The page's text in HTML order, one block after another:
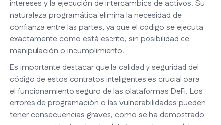
intereses y la ejecución de intercambios de activos. Su
naturaleza programática elimina la necesidad de
confianza entre las partes, ya que el código se ejecuta
exactamente como está escrito, sin posibilidad de
manipulación o incumplimiento.
Es importante destacar que la calidad y seguridad del
código de estos contratos inteligentes es crucial para
el funcionamiento seguro de las plataformas DeFi. Los
errores de programación o las vulnerabilidades pueden
tener consecuencias graves, como se ha demostrado